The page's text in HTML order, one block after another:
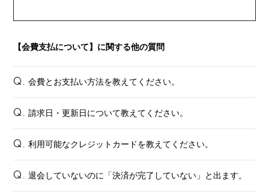
【会費支払について】に関する他の質問
Q. 会費とお支払い方法を教えてください。
Q. 請求日・更新日について教えてください。
Q. 利用可能なクレジットカードを教えてください。
Q. 退会していないのに「決済が完了していない」と出ます。